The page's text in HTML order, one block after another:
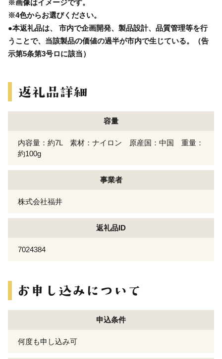
※画像はイメージです。
※4色からお選びください。
●本返礼品は、 市内で企画開発、製品設計、品質管理等を行
うことで、当該製品の価値の過半が市内で生じている。（告
示第5条第3号ロに該当）
容量
内容量：約7L 素材：ナイロン 原産国：中国 重量：
約100g
事業者
株式会社福井
返礼品ID
7024384
申込条件
何度も申し込み可